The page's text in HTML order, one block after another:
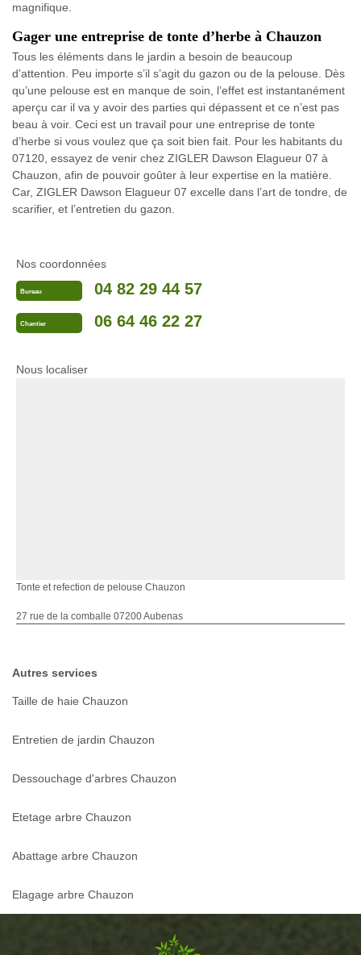
magnifique.
Gager une entreprise de tonte d’herbe à Chauzon
Tous les éléments dans le jardin a besoin de beaucoup
d’attention. Peu importe s’il s’agit du gazon ou de la pelouse. Dès
qu’une pelouse est en manque de soin, l’effet est instantanément
aperçu car il va y avoir des parties qui dépassent et ce n’est pas
beau à voir. Ceci est un travail pour une entreprise de tonte
d’herbe si vous voulez que ça soit bien fait. Pour les habitants du
07120, essayez de venir chez ZIGLER Dawson Elagueur 07 à
Chauzon, afin de pouvoir goûter à leur expertise en la matière.
Car, ZIGLER Dawson Elagueur 07 excelle dans l’art de tondre, de
scarifier, et l’entretien du gazon.
Nos coordonnées
Bureau 04 82 29 44 57
Chantier 06 64 46 22 27
Nous localiser
Tonte et refection de pelouse Chauzon
27 rue de la comballe 07200 Aubenas
Autres services
Taille de haie Chauzon
Entretien de jardin Chauzon
Dessouchage d'arbres Chauzon
Etetage arbre Chauzon
Abattage arbre Chauzon
Elagage arbre Chauzon